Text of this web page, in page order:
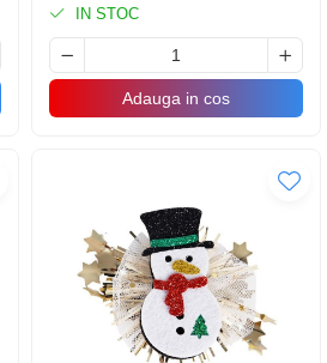
IN STOC
Adauga in cos